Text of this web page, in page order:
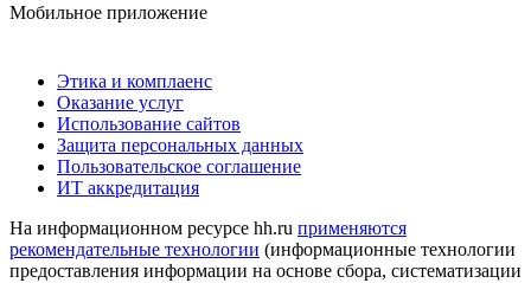
Мобильное приложение
Этика и комплаенс
Оказание услуг
Использование сайтов
Защита персональных данных
Пользовательское соглашение
ИТ аккредитация
На информационном ресурсе hh.ru применяются
рекомендательные технологии (информационные технологии
предоставления информации на основе сбора, систематизации